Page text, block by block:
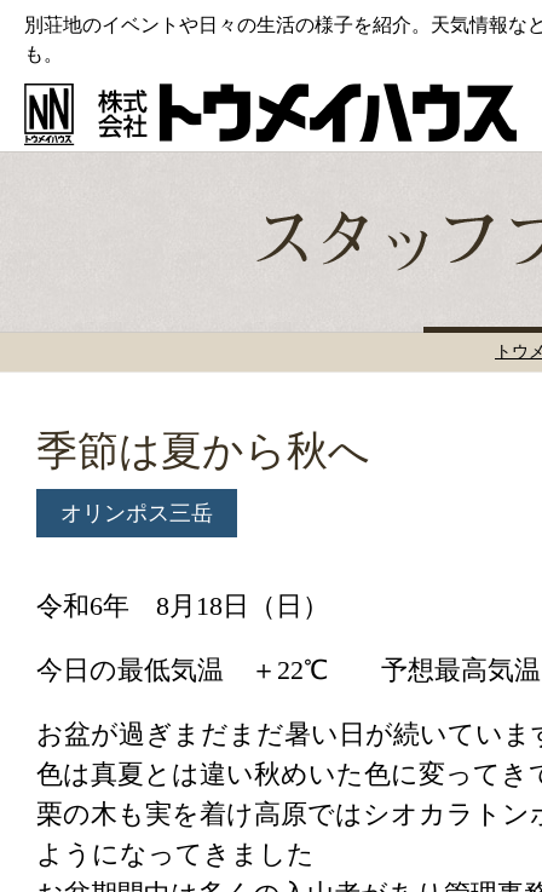
別荘地のイベントや日々の生活の様子を紹介。天気情報な
も。
トウ
季節は夏から秋へ
オリンポス三岳
令和6年 8月18日（日）
今日の最低気温 ＋22℃ 予想最高
お盆が過ぎまだまだ暑い日が続いてい
色は真夏とは違い秋めいた色に変ってき
栗の木も実を着け高原ではシオカラト
ようになってきました